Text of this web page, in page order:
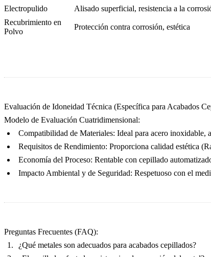
Electropulido
Alisado superficial, resistencia a la
Recubrimiento en
Polvo
Protección contra corrosión, estética
Evaluación de Idoneidad Técnica (Específica para Acabados
Modelo de Evaluación Cuatridimensional:
Compatibilidad de Materiales: Ideal para acero inoxidable,
Requisitos de Rendimiento: Proporciona calidad estética
Economía del Proceso: Rentable con cepillado
Impacto Ambiental y de Seguridad: Respetuoso con el
Preguntas Frecuentes (FAQ):
¿Qué metales son adecuados para acabados cepillados?